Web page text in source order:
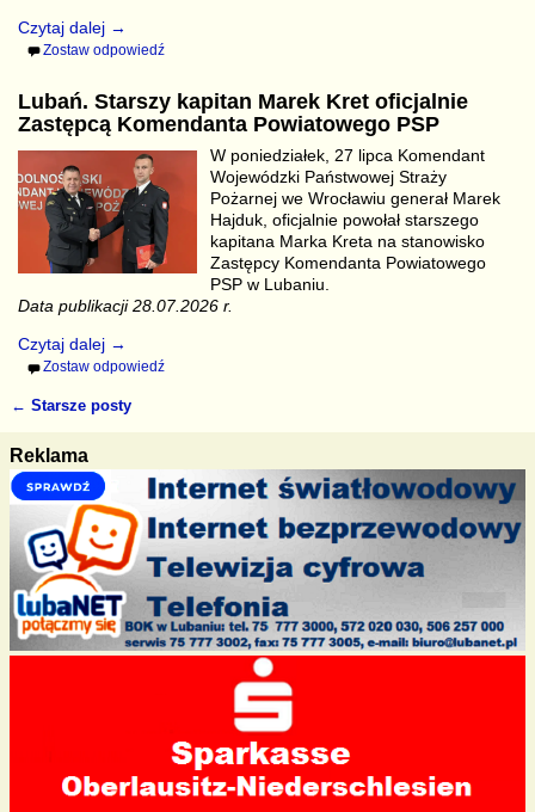
Czytaj dalej →
Zostaw odpowiedź
Lubań. Starszy kapitan Marek Kret oficjalnie
Zastępcą Komendanta Powiatowego PSP
W poniedziałek, 27 lipca Komendant
Wojewódzki Państwowej Straży
Pożarnej we Wrocławiu generał Marek
Hajduk, oficjalnie powołał starszego
kapitana Marka Kreta na stanowisko
Zastępcy Komendanta Powiatowego
PSP w Lubaniu.
Data publikacji 28.07.2026 r.
Czytaj dalej →
Zostaw odpowiedź
← Starsze posty
Reklama